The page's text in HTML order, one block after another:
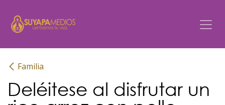
Familia
Deléitese al disfrutar un